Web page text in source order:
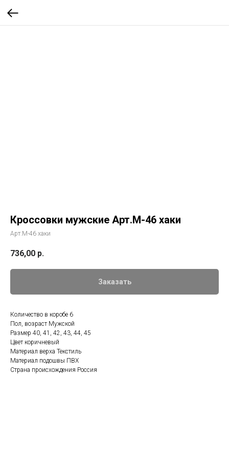
Кроссовки мужские Арт.М-46 хаки
Арт.М-46 хаки
736,00 р.
Заказать
Количество в коробе 6
Пол, возраст Мужской
Размер 40, 41, 42, 43, 44, 45
Цвет коричневый
Материал верха Текстиль
Материал подошвы ПВХ
Страна происхождения Россия